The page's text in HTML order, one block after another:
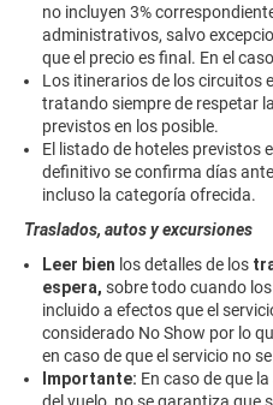
no incluyen 3%
administrativos, salvo
que el precio es final. En el
Los itinerarios de los circuitos
tratando siempre de respetar
previstos en los posible.
El listado de hoteles previstos
definitivo se confirma días
incluso la categoría ofrecida.
Traslados, autos y excursiones
Leer bien los detalles de los
espera, sobre todo cuando
incluido a efectos que el
considerado No Show por lo
en caso de que el servicio no
Importante: En caso de que
del vuelo, no se garantiza que